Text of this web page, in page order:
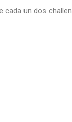
cada un dos